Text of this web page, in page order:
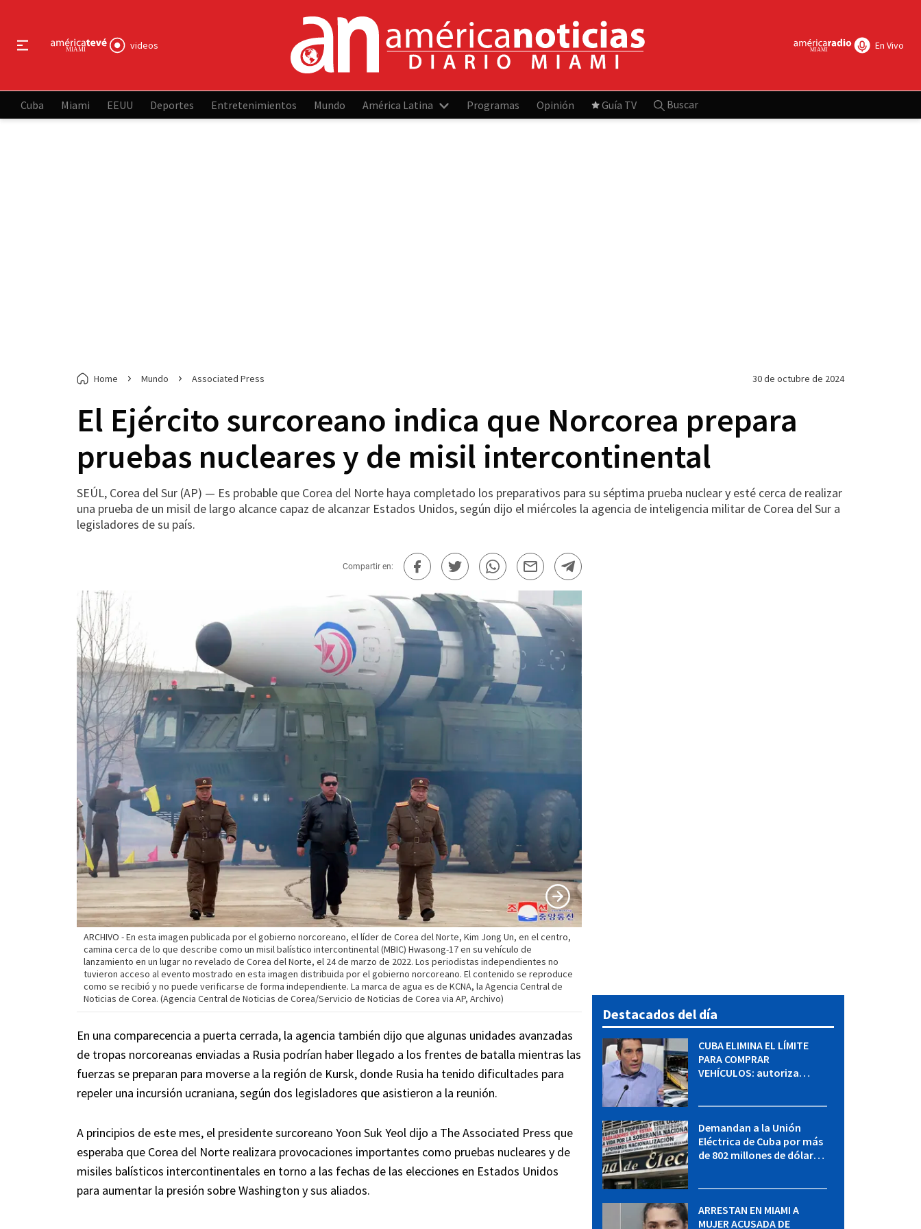
videos En Vivo
Cuba Miami EEUU Deportes Entretenimientos Mundo América Latina Programas Opinión Guía TV Buscar
Home Mundo Associated Press 30 de octubre de 2024
El Ejército surcoreano indica que Norcorea prepara
pruebas nucleares y de misil intercontinental
SEÚL, Corea del Sur (AP) — Es probable que Corea del Norte haya completado los preparativos para su séptima prueba nuclear y esté cerca de realizar
una prueba de un misil de largo alcance capaz de alcanzar Estados Unidos, según dijo el miércoles la agencia de inteligencia militar de Corea del Sur a
legisladores de su país.
Compartir en:
ARCHIVO - En esta imagen publicada por el gobierno norcoreano, el líder de Corea del Norte, Kim Jong Un, en el centro,
camina cerca de lo que describe como un misil balístico intercontinental (MBIC) Hwasong-17 en su vehículo de
lanzamiento en un lugar no revelado de Corea del Norte, el 24 de marzo de 2022. Los periodistas independientes no
tuvieron acceso al evento mostrado en esta imagen distribuida por el gobierno norcoreano. El contenido se reproduce
como se recibió y no puede verificarse de forma independiente. La marca de agua es de KCNA, la Agencia Central de
Noticias de Corea. (Agencia Central de Noticias de Corea/Servicio de Noticias de Corea via AP, Archivo)
En una comparecencia a puerta cerrada, la agencia también dijo que algunas unidades avanzadas
de tropas norcoreanas enviadas a Rusia podrían haber llegado a los frentes de batalla mientras las
fuerzas se preparan para moverse a la región de Kursk, donde Rusia ha tenido dificultades para
repeler una incursión ucraniana, según dos legisladores que asistieron a la reunión.
A principios de este mes, el presidente surcoreano Yoon Suk Yeol dijo a The Associated Press que
esperaba que Corea del Norte realizara provocaciones importantes como pruebas nucleares y de
misiles balísticos intercontinentales en torno a las fechas de las elecciones en Estados Unidos
para aumentar la presión sobre Washington y sus aliados.
Destacados del día
CUBA ELIMINA EL LÍMITE
PARA COMPRAR
VEHÍCULOS: autoriza
Demandan a la Unión
Eléctrica de Cuba por más
de 802 millones de dólares
ARRESTAN EN MIAMI A
MUJER ACUSADA DE